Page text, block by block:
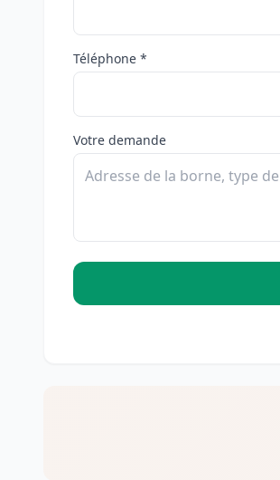
Téléphone *
Votre demande